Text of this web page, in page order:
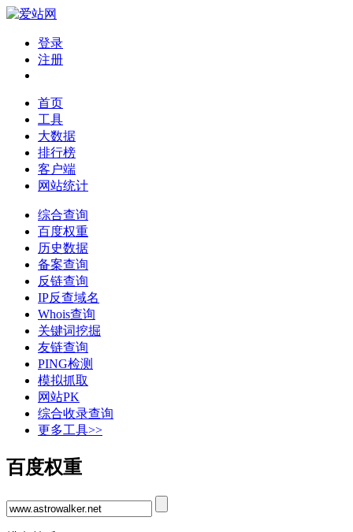
登录
注册
首页
工具
大数据
排行榜
客户端
网站统计
综合查询
百度权重
历史数据
备案查询
反链查询
IP反查域名
Whois查询
关键词挖掘
友链查询
PING检测
模拟抓取
网站PK
综合收录查询
更多工具>>
百度权重